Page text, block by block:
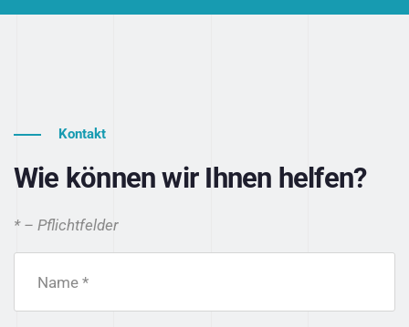
Kontakt
Wie können wir Ihnen helfen?
* – Pflichtfelder
Name *